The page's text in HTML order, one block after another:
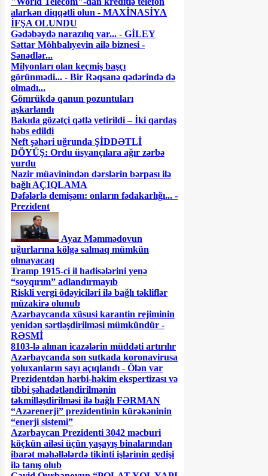
alarkən diqqətli olun - MAXİNASİYA
İFŞA OLUNDU
Gədəbəydə narazılıq var... - GİLEY
Səttar Möhbalıyevin ailə biznesi -
Sənədlər...
Milyonları olan keçmiş başçı
görünmədi... - Bir Rəqsanə qədərində də
olmadı...
Gömrükdə qanun pozuntuları
aşkarlandı
Bakıda gözətçi qətlə yetirildi – İki qardaş
həbs edildi
Neft şəhəri uğrunda ŞİDDƏTLİ
DÖYÜŞ: Ordu üsyançılara ağır zərbə
vurdu
Nazir müavinindən dərslərin bərpası ilə
bağlı AÇIQLAMA
Dəfələrlə demişəm: onların fədakarlığı... -
Prezident
Ayaz Məmmədovun
uğurlarına kölgə salmaq mümkün
olmayacaq
Tramp 1915-ci il hadisələrini yenə
“soyqırım” adlandırmayıb
Riskli vergi ödəyiciləri ilə bağlı təkliflər
müzakirə olunub
Azərbaycanda xüsusi karantin rejiminin
yenidən sərtləşdirilməsi mümkündür -
RƏSMİ
8103-lə alınan icazələrin müddəti artırılır
Azərbaycanda son sutkada koronavirusa
yoluxanların sayı açıqlandı - Ölən var
Prezidentdən hərbi-həkim ekspertizası və
tibbi şəhadətləndirilmənin
təkmilləşdirilməsi ilə bağlı FƏRMAN
“Azərenerji” prezidentinin kürəkəninin
“enerji sistemi”
Azərbaycan Prezidenti 3042 məcburi
köçkün ailəsi üçün yaşayış binalarından
ibarət məhəllələrdə tikinti işlərinin gedişi
ilə tanış olub